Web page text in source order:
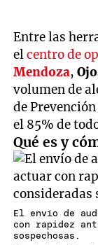
Entre las
elcentro de
Mendoza,
volumen de
de
el 85% de
Qué es y
El envío de
con rapidez
sospechosas.